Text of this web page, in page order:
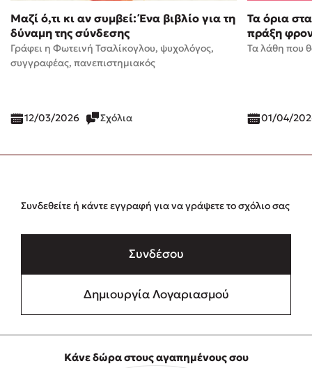
Μαζί ό,τι κι αν συμβεί: Ένα βιβλίο για τη
δύναμη της σύνδεσης
Γράφει η Φωτεινή Τσαλίκογλου, ψυχολόγος,
συγγραφέας, πανεπιστημιακός
12/03/2026 Σχόλια
Τα όρια
πράξη
Τα λάθη που
01/04/
Συνδεθείτε ή κάντε εγγραφή για να γράψετε το σχόλιο σας
Συνδέσου
Δημιουργία Λογαριασμού
Κάνε δώρα στους αγαπημένους σου